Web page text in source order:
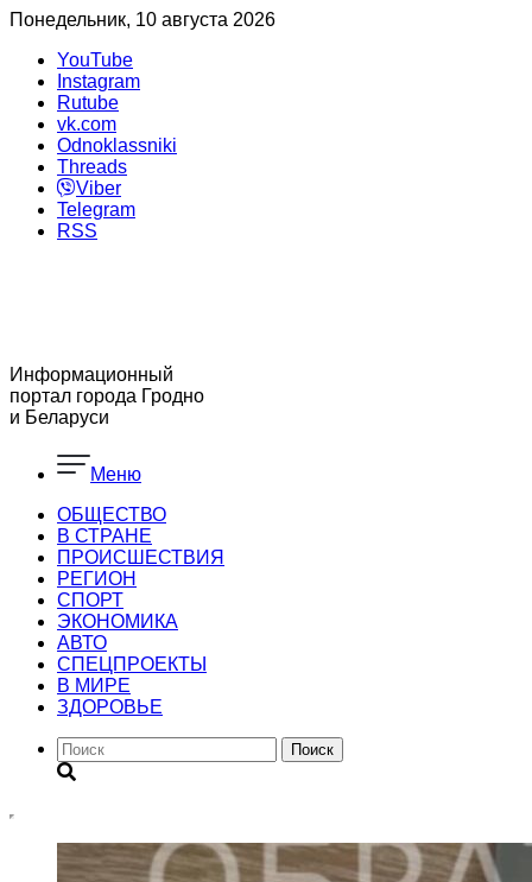
Понедельник, 10 августа 2026
YouTube
Instagram
Rutube
vk.com
Odnoklassniki
Threads
Viber
Telegram
RSS
Информационный
портал города Гродно
и Беларуси
Меню
ОБЩЕСТВО
В СТРАНЕ
ПРОИСШЕСТВИЯ
РЕГИОН
CПОРТ
ЭКОНОМИКА
АВТО
СПЕЦПРОЕКТЫ
В МИРЕ
ЗДОРОВЬЕ
Поиск